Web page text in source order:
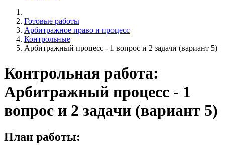
Готовые работы
Арбитражное право и процесс
Контрольные
Арбитражный процесс - 1 вопрос и 2 задачи (вариант 5)
Контрольная работа:
Арбитражный процесс - 1
вопрос и 2 задачи (вариант 5)
План работы: